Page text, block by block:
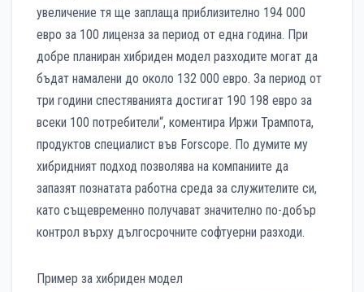
увеличение тя ще заплаща приблизително 194 000
евро за 100 лиценза за период от една година. При
добре планиран хибриден модел разходите могат да
бъдат намалени до около 132 000 евро. За период от
три години спестяванията достигат 190 198 евро за
всеки 100 потребители“, коментира Иржи Трампота,
продуктов специалист във Forscope. По думите му
хибридният подход позволява на компаниите да
запазят познатата работна среда за служителите си,
като същевременно получават значително по-добър
контрол върху дългосрочните софтуерни разходи.
Пример за хибриден модел